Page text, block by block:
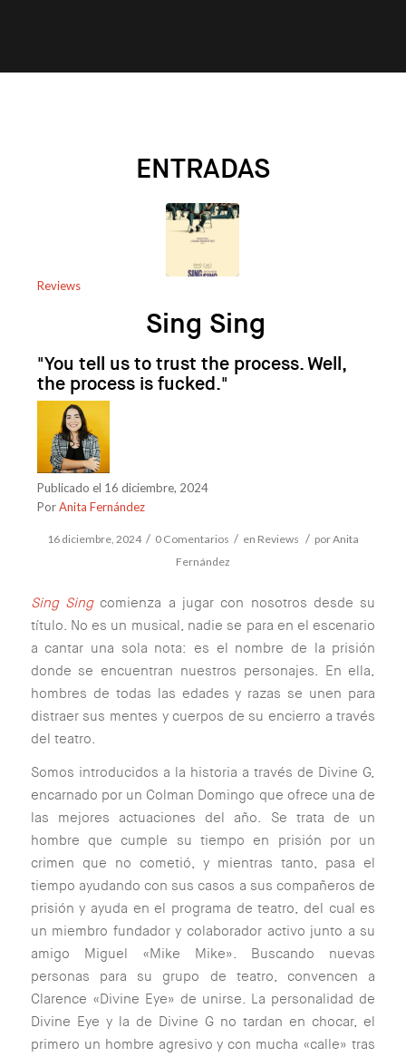
ENTRADAS
Reviews
Sing Sing
"You tell us to trust the process. Well,
the process is fucked."
Publicado el 16 diciembre, 2024
PorAnita Fernández
16 diciembre, 2024 / 0 Comentarios / en Reviews / porAnita
Fernández
Sing Singcomienza a jugar con nosotros desde su
título. No es un musical, nadie se para en el escenario
a cantar una sola nota: es el nombre de la prisión
donde se encuentran nuestros personajes. En ella,
hombres de todas las edades y razas se unen para
distraer sus mentes y cuerpos de su encierro a través
del teatro.
Somos introducidos a la historia a través de Divine G,
encarnado por un Colman Domingo que ofrece una de
las mejores actuaciones del año. Se trata de un
hombre que cumple su tiempo en prisión por un
crimen que no cometió, y mientras tanto, pasa el
tiempo ayudando con sus casos a sus compañeros de
prisión y ayuda en el programa de teatro, del cual es
un miembro fundador y colaborador activo junto a su
amigo Miguel «Mike Mike». Buscando nuevas
personas para su grupo de teatro, convencen a
Clarence «Divine Eye» de unirse. La personalidad de
Divine Eye y la de Divine G no tardan en chocar, el
primero un hombre agresivo y con mucha «calle» tras